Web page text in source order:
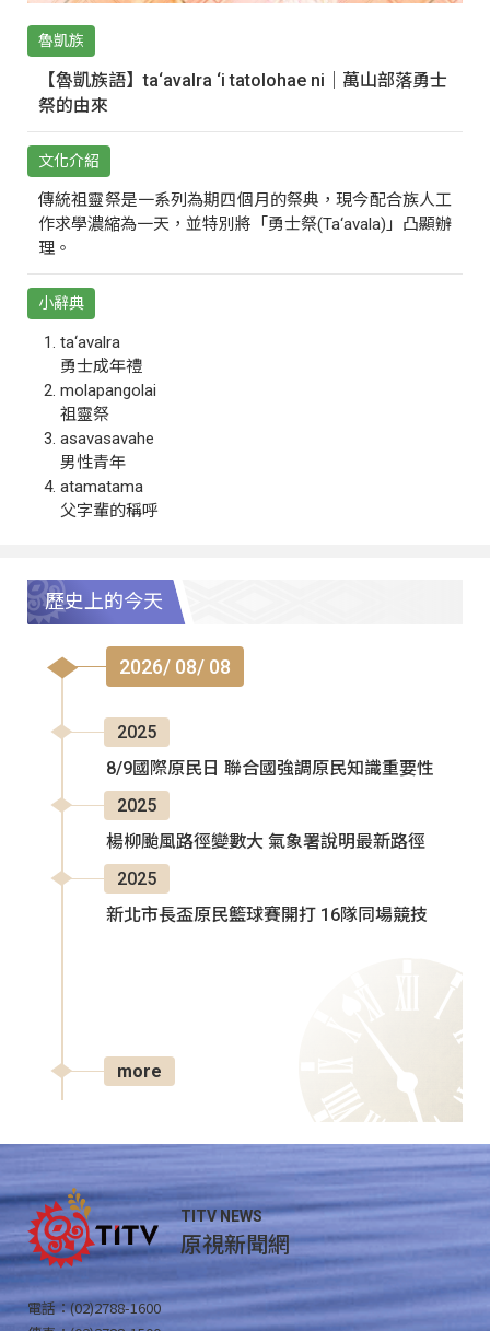
魯凱族
【魯凱族語】ta‘avalra ‘i tatolohae ni｜萬山部落勇士
祭的由來
文化介紹
傳統祖靈祭是一系列為期四個月的祭典，現今配合族人工
作求學濃縮為一天，並特別將「勇士祭(Ta‘avala)」凸顯辦
理。
小辭典
ta‘avalra
勇士成年禮
molapangolai
祖靈祭
asavasavahe
男性青年
atamatama
父字輩的稱呼
歷史上的今天
2026/ 08/ 08
2025
8/9國際原民日 聯合國強調原民知識重要性
2025
楊柳颱風路徑變數大 氣象署說明最新路徑
2025
新北市長盃原民籃球賽開打 16隊同場競技
more
TITV NEWS
原視新聞網
電話：(02)2788-1600